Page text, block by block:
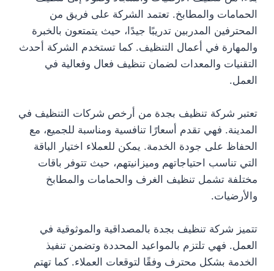
الحمامات والمطابخ. تعتمد الشركة على فريق من
المحترفين المدربين تدريبًا جيدًا، حيث يتمتعون بالخبرة
والمهارة في أعمال التنظيف. كما تستخدم الشركة أحدث
التقنيات والمعدات لضمان تنظيف فعال وفعالية في
العمل.
تعتبر شركة تنظيف بجدة من أرخص شركات التنظيف في
المدينة. فهي تقدم أسعارًا تنافسية ومناسبة للجميع، مع
الحفاظ على جودة الخدمة. يمكن للعملاء اختيار الباقة
التي تناسب احتياجاتهم وميزانيتهم، حيث تتوفر باقات
مختلفة تشمل تنظيف الغرف والحمامات والمطابخ
والأرضيات.
تتميز شركة تنظيف بجدة بالمصداقية والموثوقية في
العمل. فهي تلتزم بالمواعيد المحددة وتضمن تنفيذ
الخدمة بشكل محترف وفقًا لتوقعات العملاء. كما تهتم